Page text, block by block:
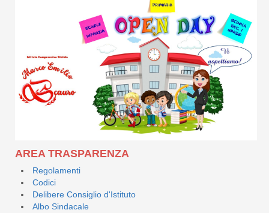
AREA TRASPARENZA
Regolamenti
Codici
Delibere Consiglio d'Istituto
Albo Sindacale